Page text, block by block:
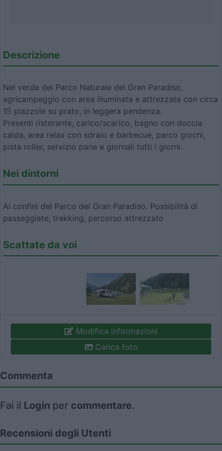
Descrizione
Nel verde del Parco Naturale del Gran Paradiso,
agricampeggio con area illuminata e attrezzata con circa
15 piazzole su prato, in leggera pendenza.
Presenti ristorante, carico/scarico, bagno con doccia
calda, area relax con sdraio e barbecue, parco giochi,
pista roller, servizio pane e giornali tutti i giorni.
Nei dintorni
Ai confini del Parco del Gran Paradiso. Possibilità di
passeggiate, trekking, percorso attrezzato
Scattate da voi
Modifica informazioni
Carica foto
Commenta
Fai il Login per commentare.
Recensioni degli Utenti